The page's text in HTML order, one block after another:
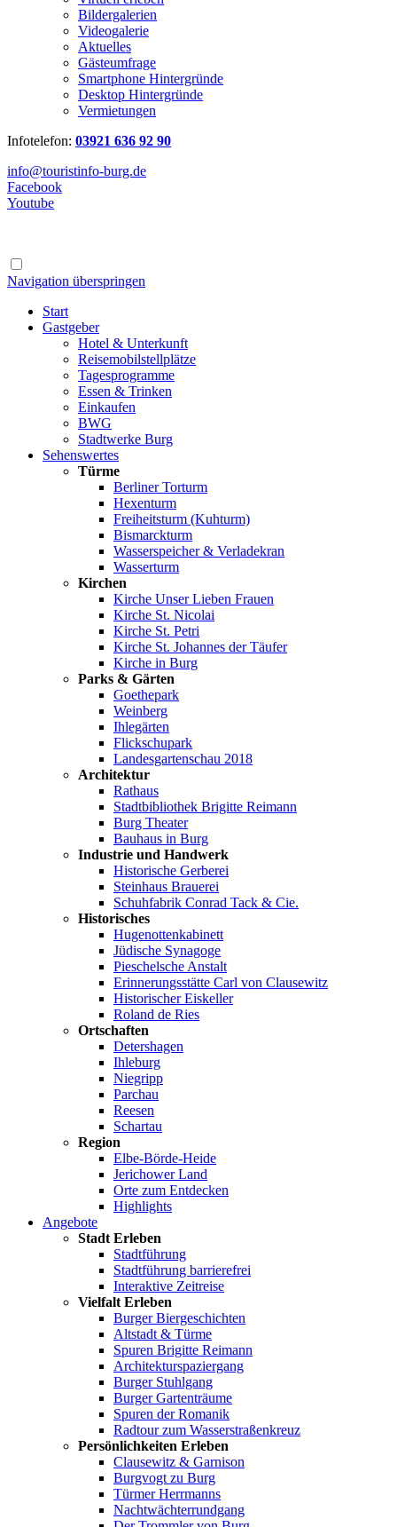
Bildergalerien
Videogalerie
Aktuelles
Gästeumfrage
Smartphone Hintergründe
Desktop Hintergründe
Vermietungen
Infotelefon: 03921 636 92 90
info@touristinfo-burg.de
Facebook
Youtube
Navigation überspringen
Start
Gastgeber
Hotel & Unterkunft
Reisemobilstellplätze
Tagesprogramme
Essen & Trinken
Einkaufen
BWG
Stadtwerke Burg
Sehenswertes
Türme
Berliner Torturm
Hexenturm
Freiheitsturm (Kuhturm)
Bismarckturm
Wasserspeicher & Verladekran
Wasserturm
Kirchen
Kirche Unser Lieben Frauen
Kirche St. Nicolai
Kirche St. Petri
Kirche St. Johannes der Täufer
Kirche in Burg
Parks & Gärten
Goethepark
Weinberg
Ihlegärten
Flickschupark
Landesgartenschau 2018
Architektur
Rathaus
Stadtbibliothek Brigitte Reimann
Burg Theater
Bauhaus in Burg
Industrie und Handwerk
Historische Gerberei
Steinhaus Brauerei
Schuhfabrik Conrad Tack & Cie.
Historisches
Hugenottenkabinett
Jüdische Synagoge
Pieschelsche Anstalt
Erinnerungsstätte Carl von Clausewitz
Historischer Eiskeller
Roland de Ries
Ortschaften
Detershagen
Ihleburg
Niegripp
Parchau
Reesen
Schartau
Region
Elbe-Börde-Heide
Jerichower Land
Orte zum Entdecken
Highlights
Angebote
Stadt Erleben
Stadtführung
Stadtführung barrierefrei
Interaktive Zeitreise
Vielfalt Erleben
Burger Biergeschichten
Altstadt & Türme
Spuren Brigitte Reimann
Architekturspaziergang
Burger Stuhlgang
Burger Gartenträume
Spuren der Romanik
Radtour zum Wasserstraßenkreuz
Persönlichkeiten Erleben
Clausewitz & Garnison
Burgvogt zu Burg
Türmer Herrmanns
Nachtwächterrundgang